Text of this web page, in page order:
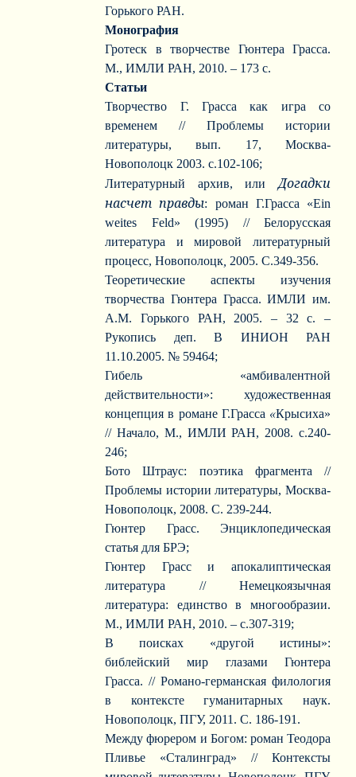
Горького РАН.
Монография
Гротеск в творчестве Гюнтера Грасса.
М., ИМЛИ РАН, 2010. – 173 с.
Статьи
Творчество Г. Грасса как игра со
временем// Проблемы истории
литературы, вып. 17, Москва-
Новополоцк 2003. с.102-106;
Литературный архив, или Догадки
насчет правды: роман Г.Грасса «Ein
weites
Feld» (1995) // Белорусская
литература и мировой литературный
процесс, Новополоцк 2005. С.349-356.
Теоретические аспекты изучения
творчества Гюнтера Грасса. ИМЛИ им.
А.М. Горького РАН, 2005. – 32 с. –
Рукопись деп. В ИНИОН РАН
11.10.2005. № 59464;
Гибель «амбивалентной
действительности»: художественная
концепция в романе Г.Грасса «Крысиха»
// Начало, М., ИМЛИ РАН, 2008. с.240-
246;
Бото Штраус: поэтика фрагмента //
Проблемы истории литературы, Москва-
Новополоцк, 2008. С. 239-244.
Гюнтер Грасс. Энциклопедическая
статья для БРЭ;
Гюнтер Грасс и апокалиптическая
литература // Немецкоязычная
литература: единство в многообразии.
М., ИМЛИ РАН, 2010. – с.307-319;
В поисках «другой истины»:
библейский мир глазами Гюнтера
Грасса. // Романо-германская филология
в контексте
гуманитарных наук.
Новополоцк, ПГУ, 2011. С. 186-191.
Между фюрером и Богом: роман Теодора
Пливье «Сталинград» // Контексты